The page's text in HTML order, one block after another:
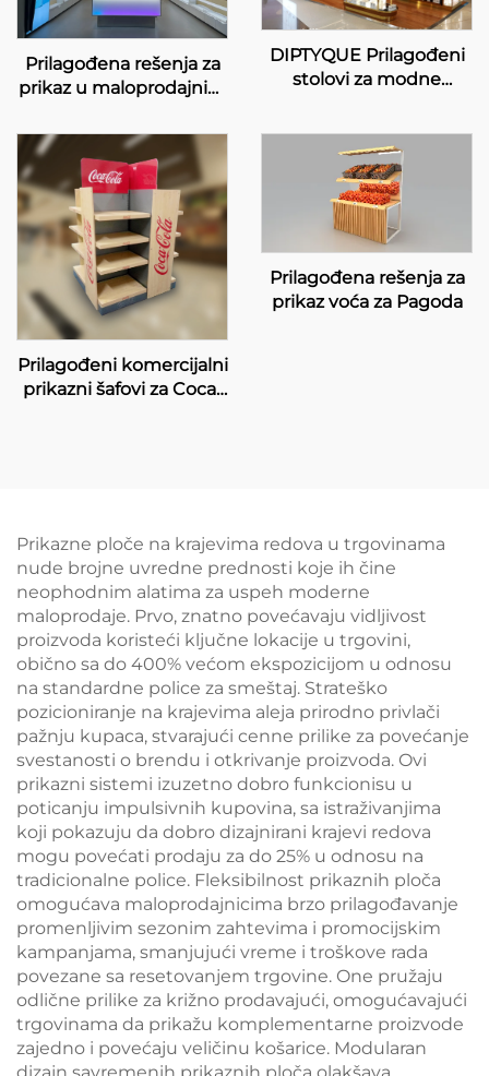
Prilagođena rešenja za
prikaz u maloprodajnim
trgovina
DIPTYQUE Prilagođeni
stolovi za modne
Prilagođeni komercijalni
prikazni šafovi za Coca-
Prilagođena rešenja za
prikaz voća za Pagoda
Prikazne ploče na krajevima redova u trgovinama
nude brojne uvredne prednosti koje ih čine
neophodnim alatima za uspeh moderne
maloprodaje. Prvo, znatno povećavaju vidljivost
proizvoda koristeći ključne lokacije u trgovini,
obično sa do 400% većom ekspozicijom u odnosu
na standardne police za smeštaj. Strateško
pozicioniranje na krajevima aleja prirodno privlači
pažnju kupaca, stvarajući cenne prilike za povećanje
svestanosti o brendu i otkrivanje proizvoda. Ovi
prikazni sistemi izuzetno dobro funkcionisu u
poticanju impulsivnih kupovina, sa istraživanjima
koji pokazuju da dobro dizajnirani krajevi redova
mogu povećati prodaju za do 25% u odnosu na
tradicionalne police. Fleksibilnost prikaznih ploča
omogućava maloprodajnicima brzo prilagođavanje
promenljivim sezonim zahtevima i promocijskim
kampanjama, smanjujući vreme i troškove rada
povezane sa resetovanjem trgovine. One pružaju
odlične prilike za križno prodavajući, omogućavajući
trgovinama da prikažu komplementarne proizvode
zajedno i povećaju veličinu košarice. Modularan
dizajn savremenih prikaznih ploča olakšava